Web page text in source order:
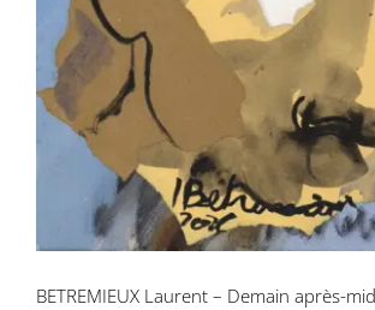
BETREMIEUX Laurent – Demain après-